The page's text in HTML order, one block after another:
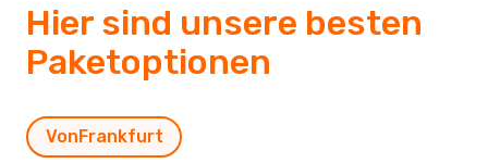
Hier sind unsere besten
Paketoptionen
Von Frankfurt